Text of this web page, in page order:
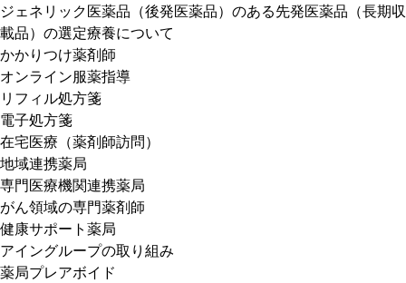
ジェネリック医薬品（後発医薬品）のある先発医薬品（長期収
載品）の選定療養について
かかりつけ薬剤師
オンライン服薬指導
リフィル処方箋
電子処方箋
在宅医療（薬剤師訪問）
地域連携薬局
専門医療機関連携薬局
がん領域の専門薬剤師
健康サポート薬局
アイングループの取り組み
薬局プレアボイド